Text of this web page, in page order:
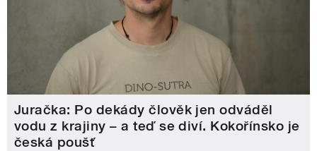
Juračka: Po dekády člověk jen odváděl
vodu z krajiny – a teď se diví. Kokořínsko je
česká poušť